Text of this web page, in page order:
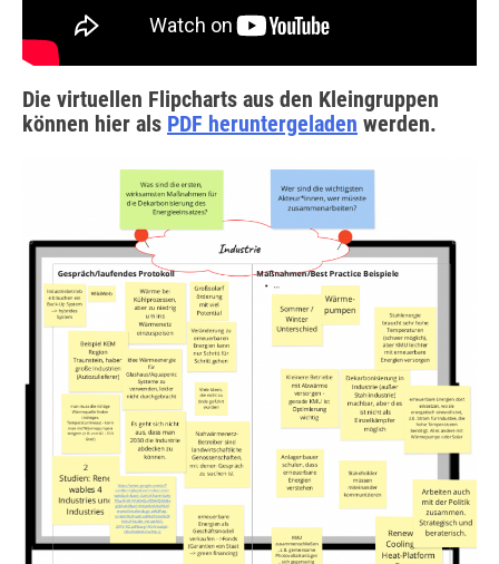
Die virtuellen Flipcharts aus den Kleingruppen
können hier als PDF heruntergeladen werden.